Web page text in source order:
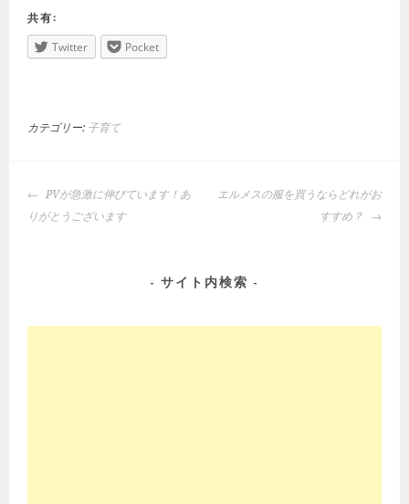
共有:
Twitter
Pocket
カテゴリー: 子育て
投
稿
シ
PVが急激に伸びています！あ
りがとうございます
エルメスの服を買うならどれがお
すすめ？
サイト内検索